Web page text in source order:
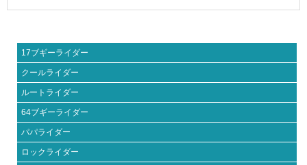
17ブギーライダー
クールライダー
ルートライダー
64ブギーライダー
パパライダー
ロックライダー